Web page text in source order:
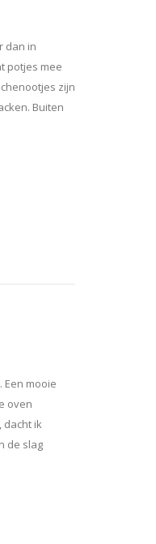
dan in
potjes mee
zijn
Buiten
mooie
oven
dacht ik
de slag